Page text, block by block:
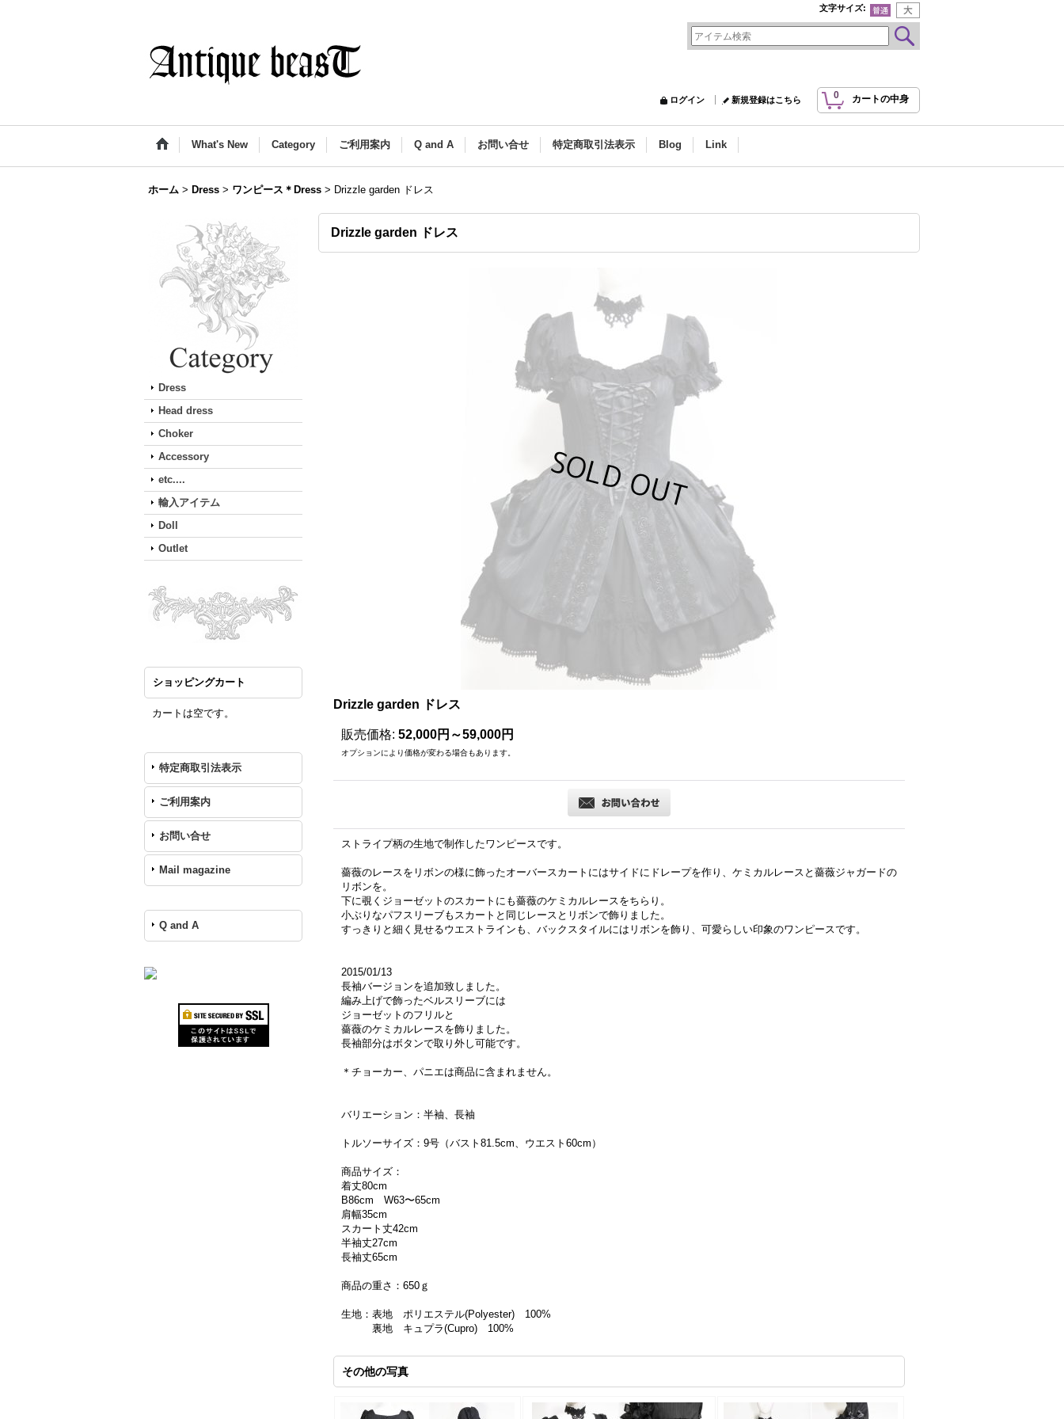
文字サイズ:
0 カートの中身
ログイン 新規登録はこちら
What's New Category ご利用案内 Q and A お問い合せ 特定商取引法表示 Blog Link
ホーム > Dress > ワンピース＊Dress > Drizzle garden ドレス
Dress
Head dress
Choker
Accessory
etc....
輸入アイテム
Doll
Outlet
ショッピングカート
カートは空です。
特定商取引法表示
ご利用案内
お問い合せ
Mail magazine
Q and A
Drizzle garden ドレス
Drizzle garden ドレス
販売価格: 52,000円～59,000円
オプションにより価格が変わる場合もあります。
ストライプ柄の生地で制作したワンピースです。
薔薇のレースをリボンの様に飾ったオーバースカートにはサイドにドレープを作り、ケミカルレースと薔薇ジャガードの
リボンを。
下に覗くジョーゼットのスカートにも薔薇のケミカルレースをちらり。
小ぶりなパフスリーブもスカートと同じレースとリボンで飾りました。
すっきりと細く見せるウエストラインも、バックスタイルにはリボンを飾り、可愛らしい印象のワンピースです。
2015/01/13
長袖バージョンを追加致しました。
編み上げで飾ったベルスリーブには
ジョーゼットのフリルと
薔薇のケミカルレースを飾りました。
長袖部分はボタンで取り外し可能です。
＊チョーカー、パニエは商品に含まれません。
バリエーション：半袖、長袖
トルソーサイズ：9号（バスト81.5cm、ウエスト60cm）
商品サイズ：
着丈80cm
B86cm W63〜65cm
肩幅35cm
スカート丈42cm
半袖丈27cm
長袖丈65cm
商品の重さ：650ｇ
生地：表地 ポリエステル(Polyester) 100%
裏地 キュプラ(Cupro) 100%
その他の写真